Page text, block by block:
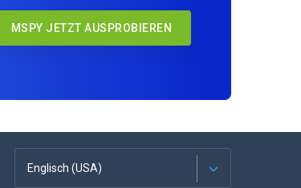
MSPY JETZT AUSPROBIEREN
Englisch (USA)